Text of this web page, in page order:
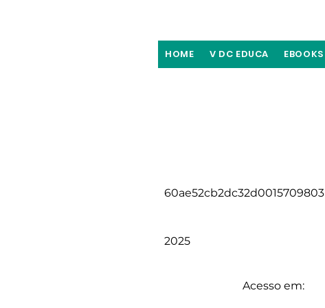
HOME V DC EDUCA EBOOKS
60ae52cb2dc32d0015709803
2025
Acesso em: